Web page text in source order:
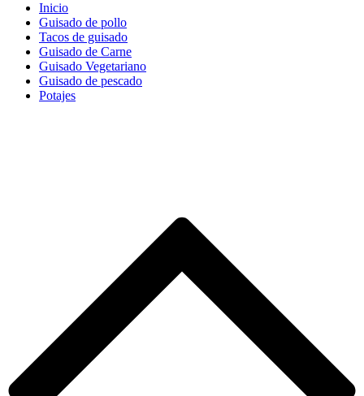
Inicio
Guisado de pollo
Tacos de guisado
Guisado de Carne
Guisado Vegetariano
Guisado de pescado
Potajes